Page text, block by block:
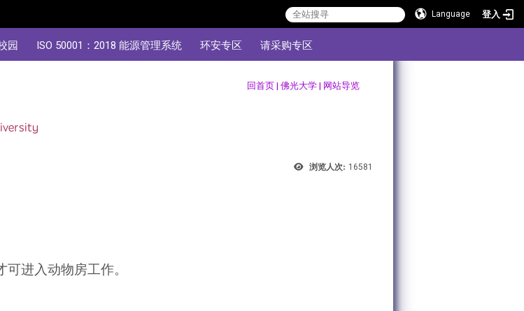
Language 登入
园 ISO 50001：2018 能源管理系统 环安专区 请采购专区
回首页| 佛光大学| 网站导览
浏览人次: 16581
进入动物房工作。